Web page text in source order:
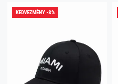
KEDVEZMÉNY -8%